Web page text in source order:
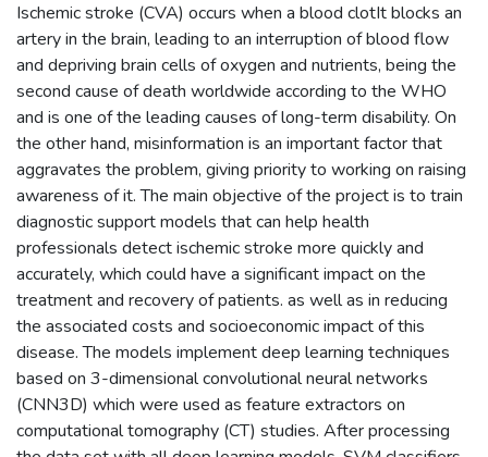
Ischemic stroke (CVA) occurs when a blood clotIt blocks an
artery in the brain, leading to an interruption of blood flow
and depriving brain cells of oxygen and nutrients, being the
second cause of death worldwide according to the WHO
and is one of the leading causes of long-term disability. On
the other hand, misinformation is an important factor that
aggravates the problem, giving priority to working on raising
awareness of it. The main objective of the project is to train
diagnostic support models that can help health
professionals detect ischemic stroke more quickly and
accurately, which could have a significant impact on the
treatment and recovery of patients. as well as in reducing
the associated costs and socioeconomic impact of this
disease. The models implement deep learning techniques
based on 3-dimensional convolutional neural networks
(CNN3D) which were used as feature extractors on
computational tomography (CT) studies. After processing